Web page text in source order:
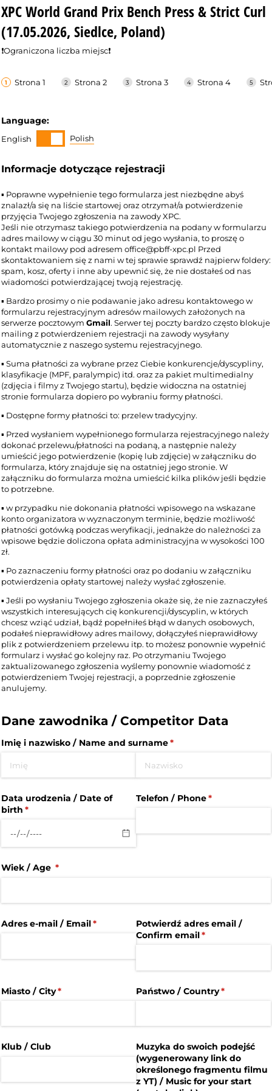
XPC World Grand Prix Bench Press & Strict Curl
(17.05.2026, Siedlce, Poland)
❗Ograniczona liczba miejsc❗
Strona 1 Strona 2 Strona 3 Strona 4
Language:
English Polish
Informacje dotyczące rejestracji
▪︎ Poprawne wypełnienie tego formularza jest niezbędne abyś
znalazł/a się na liście startowej oraz otrzymał/a potwierdzenie
przyjęcia Twojego zgłoszenia na zawody XPC.
Jeśli nie otrzymasz takiego potwierdzenia na podany w formularzu
adres mailowy w ciągu 30 minut od jego wysłania, to proszę o
kontakt mailowy pod adresem office@pbff-xpc.pl Przed
skontaktowaniem się z nami w tej sprawie sprawdź najpierw foldery:
spam, kosz, oferty i inne aby upewnić się, że nie dostałeś od nas
wiadomości potwierdzającej twoją rejestrację.
▪︎ Bardzo prosimy o nie podawanie jako adresu kontaktowego w
formularzu rejestracyjnym adresów mailowych założonych na
serwerze pocztowym Gmail. Serwer tej poczty bardzo często blokuje
mailing z potwierdzeniem rejestracji na zawody wysyłany
automatycznie z naszego systemu rejestracyjnego.
▪︎ Suma płatności za wybrane przez Ciebie konkurencje/dyscypliny,
klasyfikacje (MPF, paralympic) itd. oraz za pakiet multimedialny
(zdjęcia i filmy z Twojego startu), będzie widoczna na ostatniej
stronie formularza dopiero po wybraniu formy płatności.
▪︎ Dostępne formy płatności to: przelew tradycyjny.
▪︎ Przed wysłaniem wypełnionego formularza rejestracyjnego należy
dokonać przelewu/płatności na podaną, a następnie należy
umieścić jego potwierdzenie (kopię lub zdjęcie) w załączniku do
formularza, który znajduje się na ostatniej jego stronie. W
załączniku do formularza można umieścić kilka plików jeśli będzie
to potrzebne.
▪︎ w przypadku nie dokonania płatności wpisowego na wskazane
konto organizatora w wyznaczonym terminie, będzie możliwość
płatności gotówką podczas weryfikacji, jednakże do należności za
wpisowe będzie doliczona opłata administracyjna w wysokości 100
zł.
▪︎ Po zaznaczeniu formy płatności oraz po dodaniu w załączniku
potwierdzenia opłaty startowej należy wysłać zgłoszenie.
▪︎ Jeśli po wysłaniu Twojego zgłoszenia okaże się, że nie zaznaczyłeś
wszystkich interesujących cię konkurencji/dyscyplin, w których
chcesz wziąć udział, bądź popełniłeś błąd w danych osobowych,
podałeś nieprawidłowy adres mailowy, dołączyłeś nieprawidłowy
plik z potwierdzeniem przelewu itp. to możesz ponownie wypełnić
formularz i wysłać go kolejny raz. Po otrzymaniu Twojego
zaktualizowanego zgłoszenia wyślemy ponownie wiadomość z
potwierdzeniem Twojej rejestracji, a poprzednie zgłoszenie
anulujemy.
Dane zawodnika / Competitor Data
Imię i nazwisko /​ Name and surname*
(wymagane)
Data urodzenia /​ Date of
birth *
(wymagane)
Telefon /​ Phone*
(wymagane)
Wiek /​ Age *
(wymagane)
Adres e-mail /​ Email*
(wymagane)Potwierdź adres email /​
Confirm email*
(wymagane)
Miasto /​ City*
(wymagane) Państwo /​ Country*
Klub /​ Club
Muzyka do swoich podejść
(wygenerowany link do
określonego fragmentu filmu
z YT) /​ Music for your start